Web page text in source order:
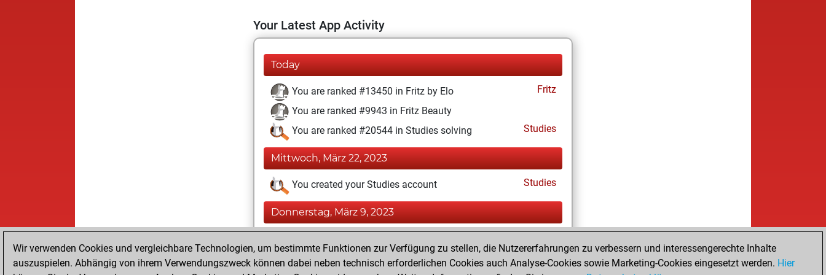
Your Latest App Activity
Today
You are ranked #13450 in Fritz by Elo
Fritz
You are ranked #9943 in Fritz Beauty
You are ranked #20544 in Studies solving
Studies
Mittwoch, März 22, 2023
You created your Studies account Studies
Donnerstag, März 9, 2023
You achieved a new Elo of 1590
Wir verwenden Cookies und vergleichbare Technologien, um bestimmte Funktionen zur Verfügung zu stellen, die Nutzererfahrungen zu verbessern und interessengerechte Inhalte
auszuspielen. Abhängig von ihrem Verwendungszweck können dabei neben technisch erforderlichen Cookies auch Analyse-Cookies sowie Marketing-Cookies eingesetzt werden. Hier